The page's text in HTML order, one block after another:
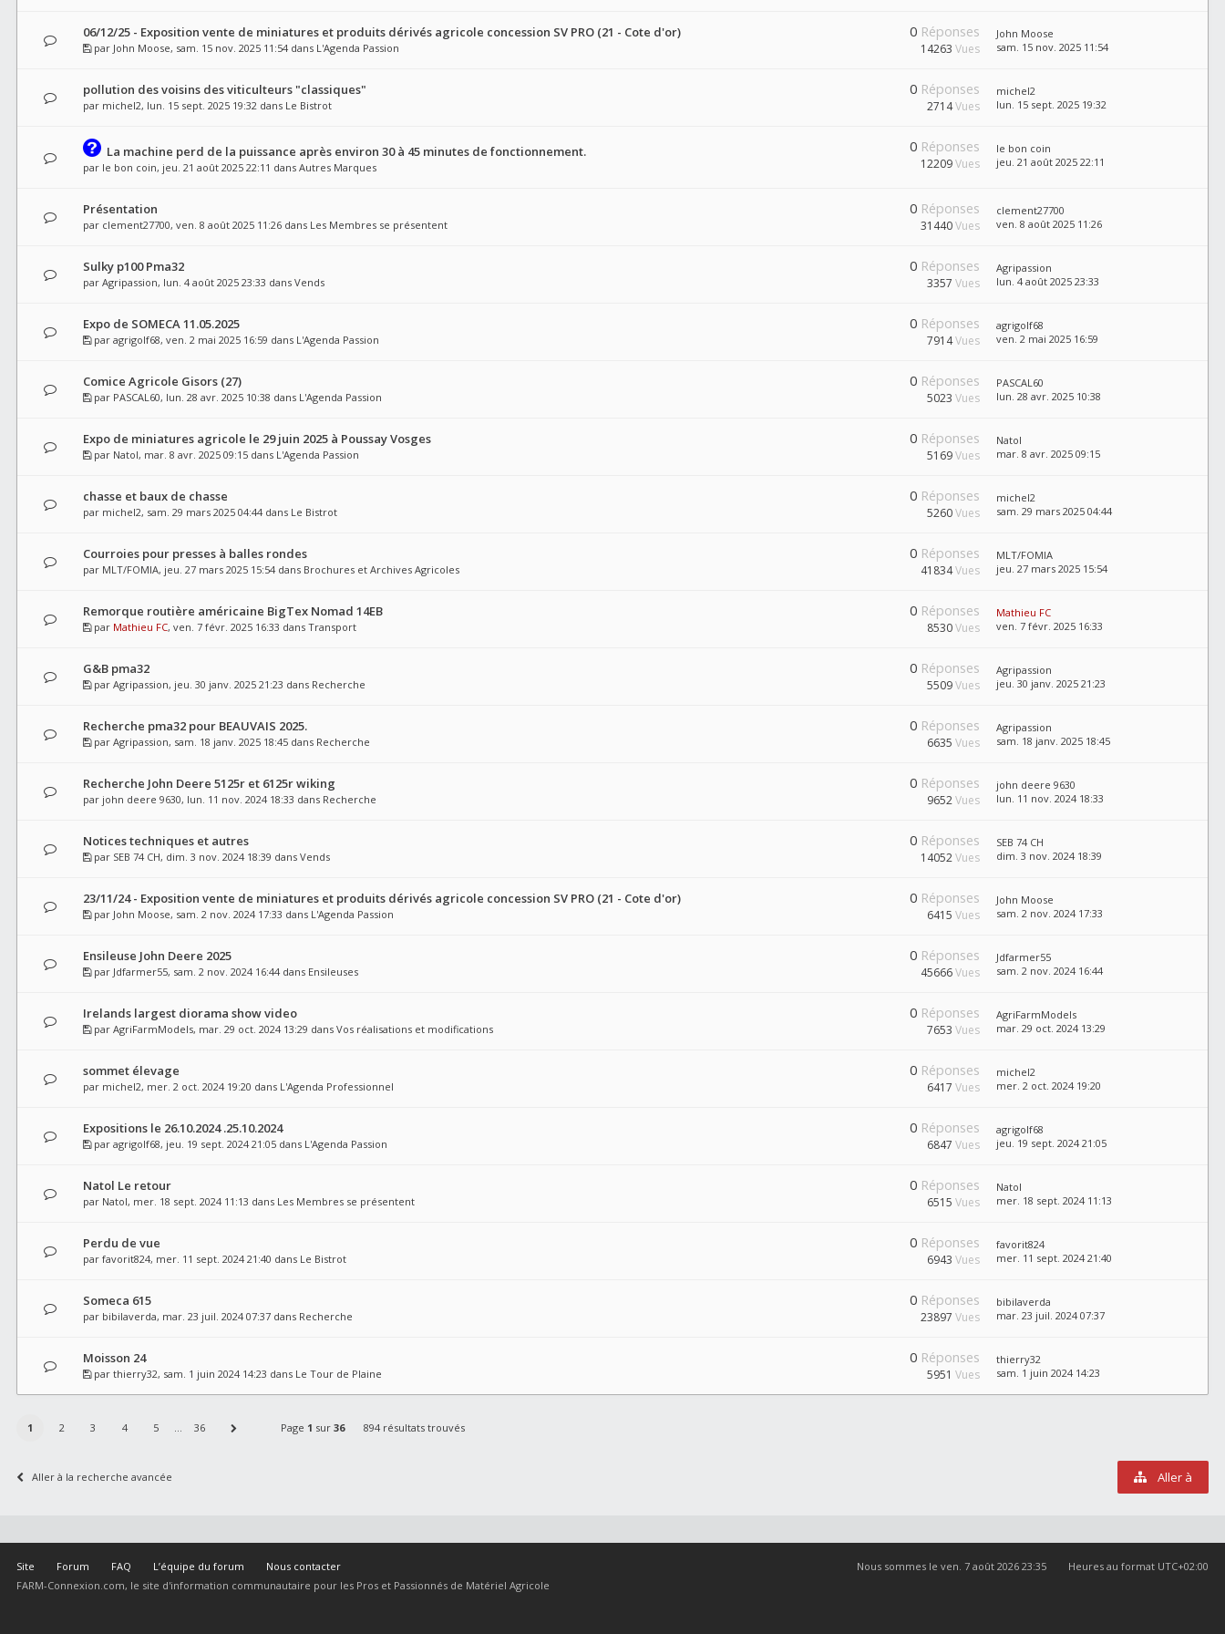
06/12/25 - Exposition vente de miniatures et produits dérivés agricole concession SV PRO (21 - Cote d'or)
par John Moose, sam. 15 nov. 2025 11:54 dans L'Agenda Passion
0 Réponses
14263 Vues
John Moose
sam. 15 nov. 2025 11:54
pollution des voisins des viticulteurs "classiques"
par michel2, lun. 15 sept. 2025 19:32 dans Le Bistrot
0 Réponses
2714Vues
michel2
lun. 15 sept. 2025 19:32
La machine perd de la puissance après environ 30 à 45 minutes de fonctionnement.
par le bon coin, jeu. 21 août 2025 22:11 dans Autres Marques
0 Réponses
12209Vues
le bon coin
jeu. 21 août 2025 22:11
Présentation
par clement27700, ven. 8 août 2025 11:26 dans Les Membres se présentent
0 Réponses
31440Vues
clement27700
ven. 8 août 2025 11:26
Sulky p100 Pma32
par Agripassion, lun. 4 août 2025 23:33 dans Vends
0 Réponses
3357 Vues
Agripassion
lun. 4 août 2025 23:33
Expo de SOMECA 11.05.2025
par agrigolf68, ven. 2 mai 2025 16:59 dans L'Agenda Passion
0 Réponses
7914Vues
agrigolf68
ven. 2 mai 2025 16:59
Comice Agricole Gisors (27)
par PASCAL60, lun. 28 avr. 2025 10:38 dans L'Agenda Passion
0 Réponses
5023 Vues
PASCAL60
lun. 28 avr. 2025 10:38
Expo de miniatures agricole le 29 juin 2025 à Poussay Vosges
par Natol, mar. 8 avr. 2025 09:15 dans L'Agenda Passion
0 Réponses
5169Vues
Natol
mar. 8 avr. 2025 09:15
chasse et baux de chasse
par michel2, sam. 29 mars 2025 04:44 dans Le Bistrot
0 Réponses
5260Vues
michel2
sam. 29 mars 2025 04:44
Courroies pour presses à balles rondes
par MLT/FOMIA, jeu. 27 mars 2025 15:54 dans Brochures et Archives Agricoles
0 Réponses
41834Vues
MLT/FOMIA
jeu. 27 mars 2025 15:54
Remorque routière américaine BigTex Nomad 14EB
par Mathieu FC, ven. 7 févr. 2025 16:33 dans Transport
0 Réponses
8530Vues
Mathieu FC
ven. 7 févr. 2025 16:33
G&B pma32
par Agripassion, jeu. 30 janv. 2025 21:23 dans Recherche
0 Réponses
5509Vues
Agripassion
jeu. 30 janv. 2025 21:23
Recherche pma32 pour BEAUVAIS 2025.
par Agripassion, sam. 18 janv. 2025 18:45 dans Recherche
0 Réponses
6635 Vues
Agripassion
sam. 18 janv. 2025 18:45
Recherche John Deere 5125r et 6125r wiking
par john deere 9630, lun. 11 nov. 2024 18:33 dans Recherche
0 Réponses
9652Vues
john deere 9630
lun. 11 nov. 2024 18:33
Notices techniques et autres
par SEB 74 CH, dim. 3 nov. 2024 18:39 dans Vends
0 Réponses
14052Vues
SEB 74 CH
dim. 3 nov. 2024 18:39
23/11/24 - Exposition vente de miniatures et produits dérivés agricole concession SV PRO (21 - Cote d'or)
par John Moose, sam. 2 nov. 2024 17:33 dans L'Agenda Passion
0 Réponses
6415 Vues
John Moose
sam. 2 nov. 2024 17:33
Ensileuse John Deere 2025
par Jdfarmer55, sam. 2 nov. 2024 16:44 dans Ensileuses
0 Réponses
45666Vues
Jdfarmer55
sam. 2 nov. 2024 16:44
Irelands largest diorama show video
par AgriFarmModels, mar. 29 oct. 2024 13:29 dans Vos réalisations et modifications
0 Réponses
7653 Vues
AgriFarmModels
mar. 29 oct. 2024 13:29
sommet élevage
par michel2, mer. 2 oct. 2024 19:20 dans L'Agenda Professionnel
0 Réponses
6417 Vues
michel2
mer. 2 oct. 2024 19:20
Expositions le 26.10.2024 .25.10.2024
par agrigolf68, jeu. 19 sept. 2024 21:05 dans L'Agenda Passion
0 Réponses
6847 Vues
agrigolf68
jeu. 19 sept. 2024 21:05
Natol Le retour
par Natol, mer. 18 sept. 2024 11:13 dans Les Membres se présentent
0 Réponses
6515 Vues
Natol
mer. 18 sept. 2024 11:13
Perdu de vue
par favorit824, mer. 11 sept. 2024 21:40 dans Le Bistrot
0 Réponses
6943 Vues
favorit824
mer. 11 sept. 2024 21:40
Someca 615
par bibilaverda, mar. 23 juil. 2024 07:37 dans Recherche
0 Réponses
23897 Vues
bibilaverda
mar. 23 juil. 2024 07:37
Moisson 24
par thierry32, sam. 1 juin 2024 14:23 dans Le Tour de Plaine
0 Réponses
5951 Vues
thierry32
sam. 1 juin 2024 14:23
1 2 3 4 5 … 36 Page 1 sur 36 894 résultats trouvés
Aller à la recherche avancée Aller à
Site Forum FAQ L’équipe du forum Nous contacter Heures au format UTC+02:00
Nous sommes le ven. 7 août 2026 23:35
FARM-Connexion.com, le site d'information communautaire pour les Pros et Passionnés de Matériel Agricole